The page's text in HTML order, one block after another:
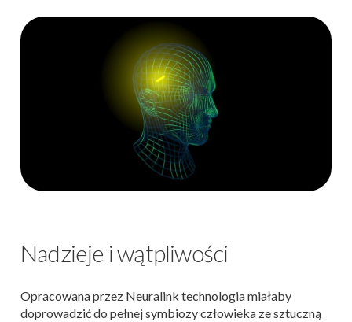
Nadzieje i wątpliwości
Opracowana przez Neuralink technologia miałaby
doprowadzić do pełnej symbiozy człowieka ze sztuczną